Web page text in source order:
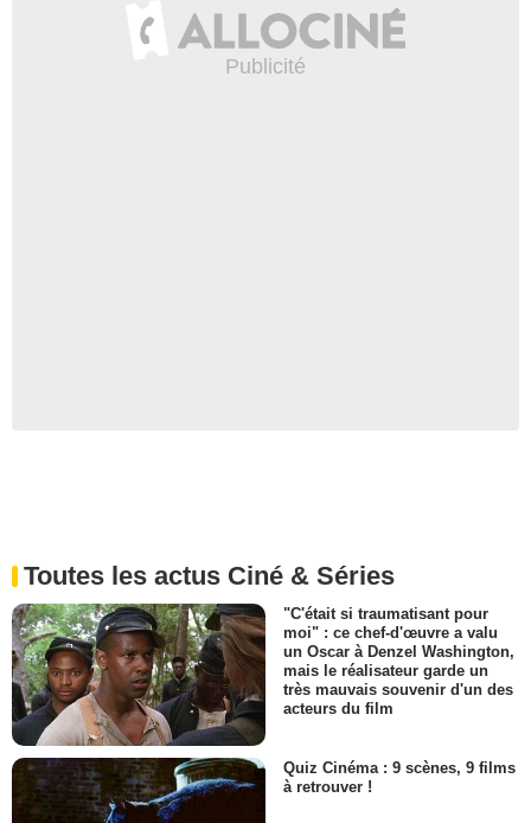
Toutes les actus Ciné & Séries
"C'était si traumatisant pour
moi" : ce chef-d'œuvre a valu
un Oscar à Denzel Washington,
mais le réalisateur garde un
très mauvais souvenir d'un des
acteurs du film
Quiz Cinéma : 9 scènes, 9 films
à retrouver !